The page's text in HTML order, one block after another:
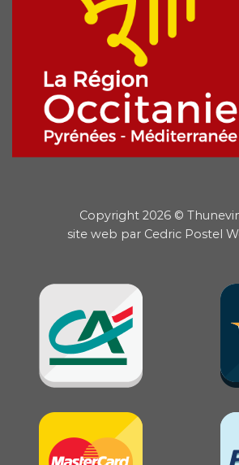
Copyright 2026 ©
site web par Cedric Postel